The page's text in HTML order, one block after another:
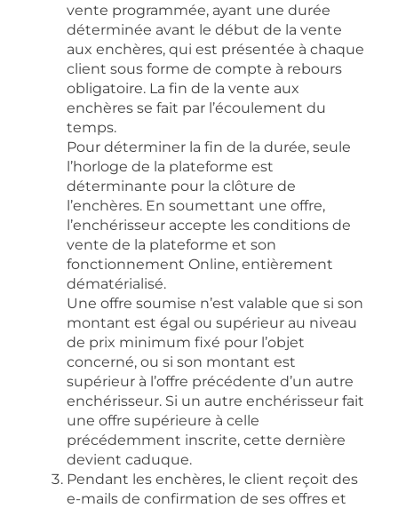
vente programmée, ayant une durée
déterminée avant le début de la vente
aux enchères, qui est présentée à chaque
client sous forme de compte à rebours
obligatoire. La fin de la vente aux
enchères se fait par l’écoulement du
temps.
Pour déterminer la fin de la durée, seule
l’horloge de la plateforme est
déterminante pour la clôture de
l’enchères. En soumettant une offre,
l’enchérisseur accepte les conditions de
vente de la plateforme et son
fonctionnement Online, entièrement
dématérialisé.
Une offre soumise n’est valable que si son
montant est égal ou supérieur au niveau
de prix minimum fixé pour l’objet
concerné, ou si son montant est
supérieur à l’offre précédente d’un autre
enchérisseur. Si un autre enchérisseur fait
une offre supérieure à celle
précédemment inscrite, cette dernière
devient caduque.
Pendant les enchères, le client reçoit des
e-mails de confirmation de ses offres et